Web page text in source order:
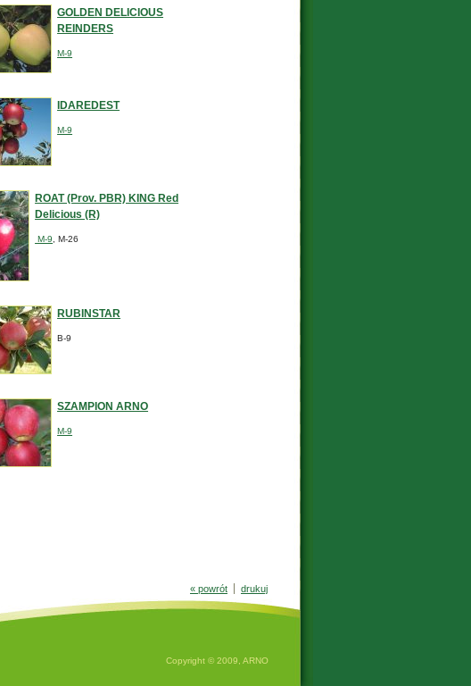
GOLDEN DELICIOUS
REINDERS
M-9
IDAREDEST
M-9
ROAT (Prov. PBR) KING Red
Delicious (R)
M-9 , M-26
RUBINSTAR
B-9
SZAMPION ARNO
M-9
drukuj
« powrót
Copyright © 2009, ARNO